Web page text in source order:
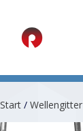
Start / Wellengitter